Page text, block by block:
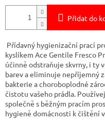
Přidat do
Přídavný hygienizační prací
kyslíkem Ace Gentile Fresco
účinně odstraňuje skvrny, i ty
barev a eliminuje nepříjemný
bakterie a choroboplodné
čistotu vašeho prádla.
společně s běžným pracím
hygieně domácnosti k čištění